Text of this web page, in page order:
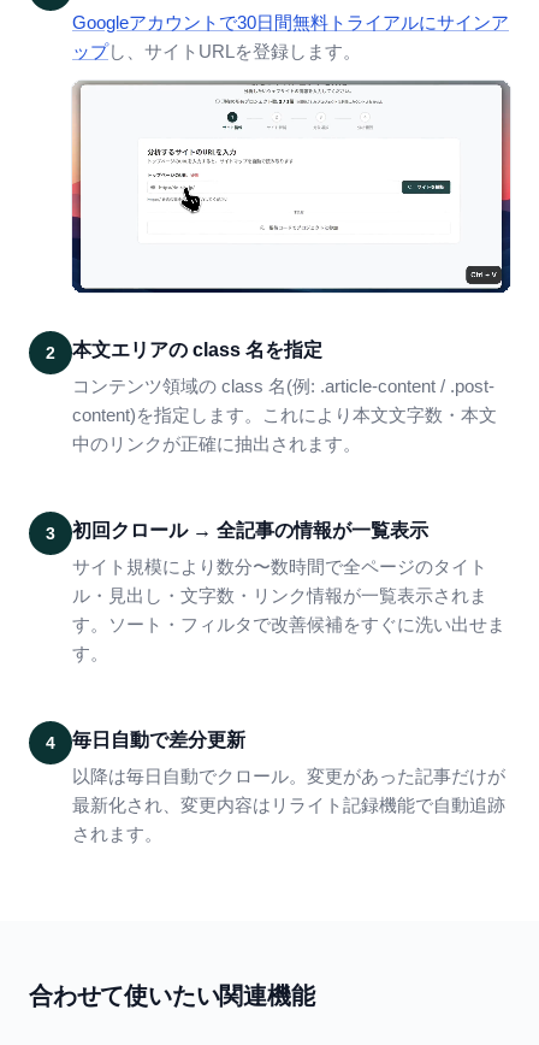
Googleアカウントで30日間無料トライアルにサインア
ップし、サイトURLを登録します。
2
本文エリアの class 名を指定
コンテンツ領域の class 名(例: .article-content / .post-
content)を指定します。これにより本文文字数・本文
中のリンクが正確に抽出されます。
3
初回クロール → 全記事の情報が一覧表示
サイト規模により数分〜数時間で全ページのタイト
ル・見出し・文字数・リンク情報が一覧表示されま
す。ソート・フィルタで改善候補をすぐに洗い出せま
す。
4
毎日自動で差分更新
以降は毎日自動でクロール。変更があった記事だけが
最新化され、変更内容はリライト記録機能で自動追跡
されます。
合わせて使いたい関連機能